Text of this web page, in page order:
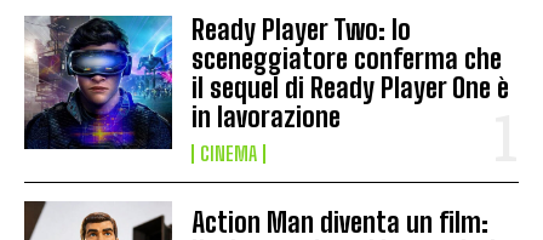
Ready Player Two: lo
sceneggiatore conferma che
il sequel di Ready Player One è
in lavorazione
CINEMA
Action Man diventa un film: